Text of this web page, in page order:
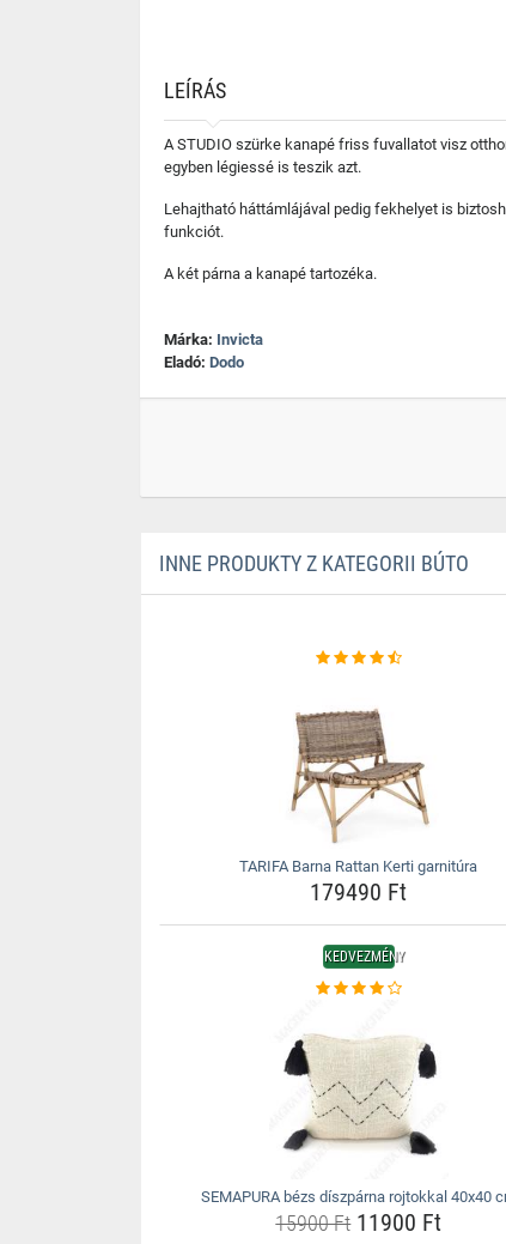
LEÍRÁS
A STUDIO szürke kanapé friss fuvallatot visz
egyben légiessé is teszik azt.
Lehajtható háttámlájával pedig fekhelyet is
funkciót.
A két párna a kanapé tartozéka.
Márka: Invicta
Eladó: Dodo
INNE PRODUKTY Z KATEGORII BÚTO
TARIFA Barna Rattan Kerti garnitúra
179490 Ft
KEDVEZMÉNY
SEMAPURA bézs díszpárna rojtokkal 40x40
15900 Ft11900 Ft